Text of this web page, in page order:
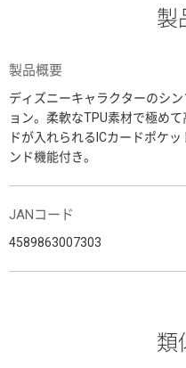
製
製品概要
ディズニーキャラクターのシ
ョン。柔軟なTPU素材で極め
ドが入れられるICカードポケ
ンド機能付き。
JANコード
4589863007303
類